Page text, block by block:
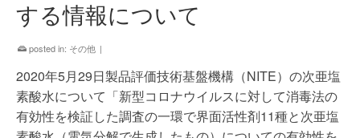
する情報について
posted in: その他 |
2020年5月29日製品評価技術基盤機構（NITE）の次亜塩
素酸水について「新型コロナウイルスに対して消毒法の
有効性を検証した調査の一環で界面活性剤11種と次亜塩